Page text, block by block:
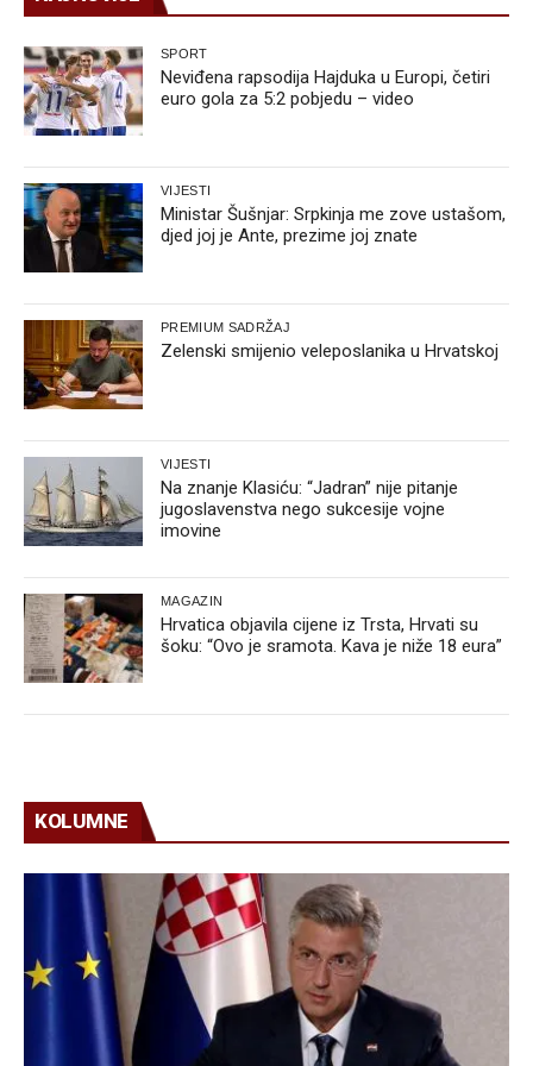
SPORT
Neviđena rapsodija Hajduka u Europi, četiri
euro gola za 5:2 pobjedu – video
VIJESTI
Ministar Šušnjar: Srpkinja me zove ustašom,
djed joj je Ante, prezime joj znate
PREMIUM SADRŽAJ
Zelenski smijenio veleposlanika u Hrvatskoj
VIJESTI
Na znanje Klasiću: “Jadran” nije pitanje
jugoslavenstva nego sukcesije vojne
imovine
MAGAZIN
Hrvatica objavila cijene iz Trsta, Hrvati su
šoku: “Ovo je sramota. Kava je niže 18 eura”
KOLUMNE